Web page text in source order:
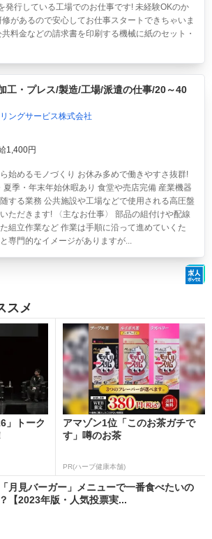
発行している工場でのお仕事です! 未経験OKのか
があるので安心してお仕事スタートできちゃいま
料金などの請求書を印刷する機械に紙のセット・
工・プレス/製造/工場/派遣の仕事/20～40
ングサービス株式会社
1,400円
始めるモノづくり お休み多めで働きやすさ抜群!
季・年末年始休暇あり 食堂や売店完備 産業機器
する業務 公共施設や工場などで使用される高圧盤
ただきます! 〈主なお仕事〉 部品の組付けや配線
組立作業など 作業は手順に沿って進めていくた
専門的なイメージがありますが...
スメ
」トーク
アマゾン1位「このお茶ガチで
す」噂のお茶
PR(ハーブ健康本舗)
月見バーガー」メニューで一番食べたいの
【2023年版・人気投票実...